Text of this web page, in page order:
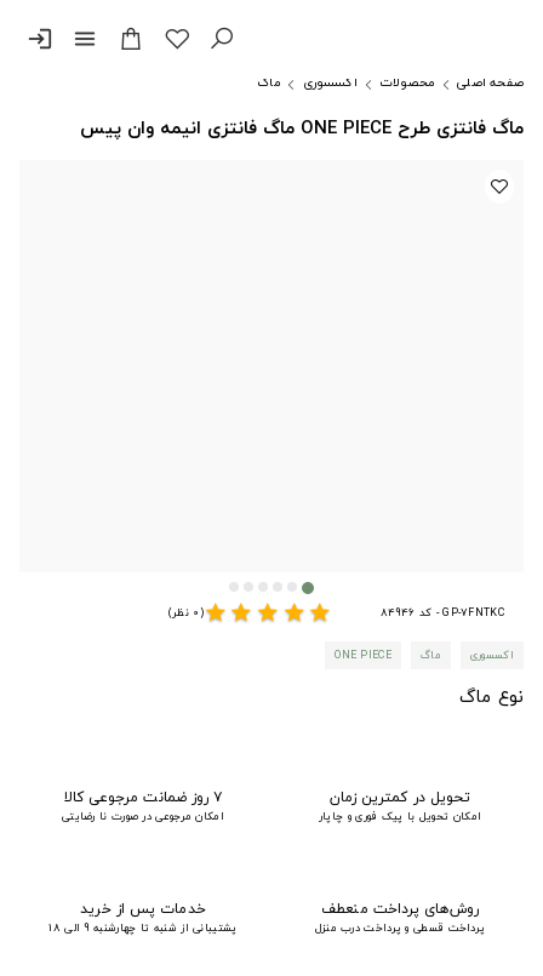
menu
login
صفحه اصلی محصولات اکسسوری ماگ
ماگ فانتزی طرح ONE PIECE ماگ فانتزی انیمه وان پیس
GP-7FNTKC - کد 84946 star
star
star
star
star(0 نظر)
اکسسوری ماگ ONE PIECE
نوع ماگ
تحویل در کمترین زمان
امکان تحویل با پیک فوری و چاپار
۷ روز ضمانت مرجوعی کالا
امکان مرجوعی در صورت نا رضایتی
روش‌های پرداخت منعطف
پرداخت قسطی و پرداخت درب منزل
خدمات پس از خرید
پشتیبانی از شنبه تا چهارشنبه 9 الی 18